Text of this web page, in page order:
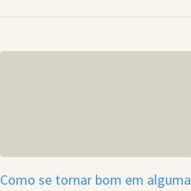
Como se tornar bom em alguma